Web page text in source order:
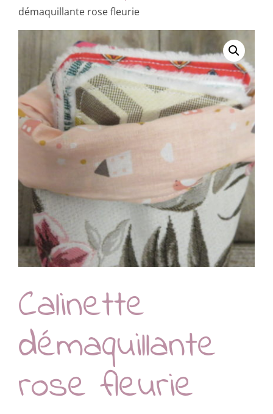
démaquillante rose fleurie
Calinette
démaquillante
rose fleurie